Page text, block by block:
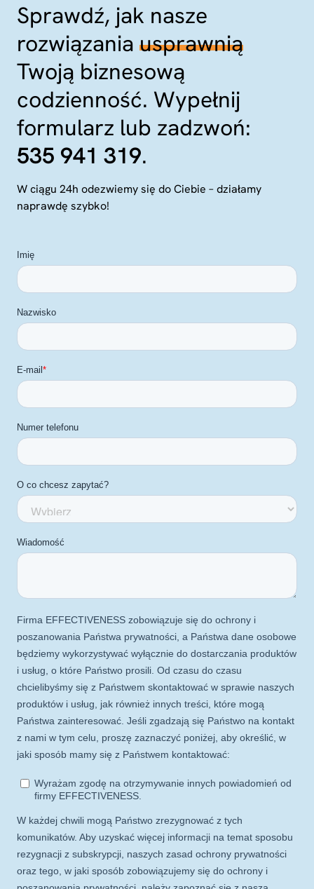
Sprawdź, jak nasze
rozwiązania usprawnią
Twoją biznesową
codzienność. Wypełnij
formularz lub zadzwoń:
535 941 319.
W ciągu 24h odezwiemy się do Ciebie – działamy
naprawdę szybko!